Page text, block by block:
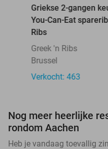
Griekse 2-gangen
You-Can-Eat
Ribs
Greek 'n Ribs
Brussel
Verkocht: 463
Nog meer heerlijke
rondom Aachen
Heb je vandaag toevallig